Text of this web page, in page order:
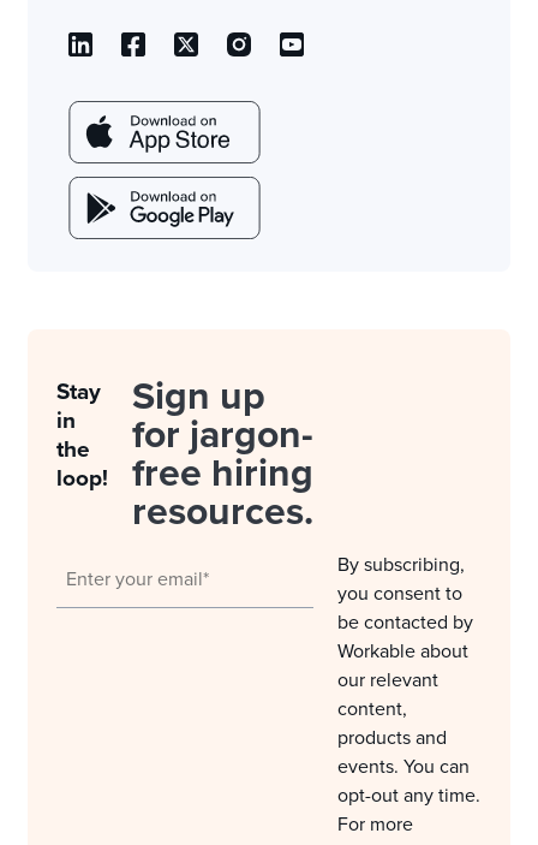
Stay
in
the
loop!
Sign up
for jargon-
free hiring
resources.
By subscribing,
you consent to
be contacted by
Workable about
our relevant
content,
products and
events. You can
opt-out any time.
For more